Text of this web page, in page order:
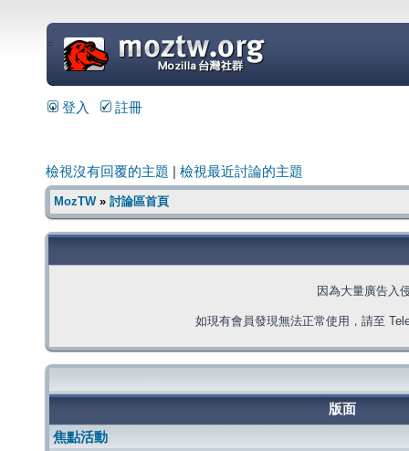
=
登入 註冊
檢視沒有回覆的主題 檢視最近討論的主題
MozTW» 討論區首頁
因為大量廣告入
如現有會員發現無法正常使用，請至
版面
焦點活動